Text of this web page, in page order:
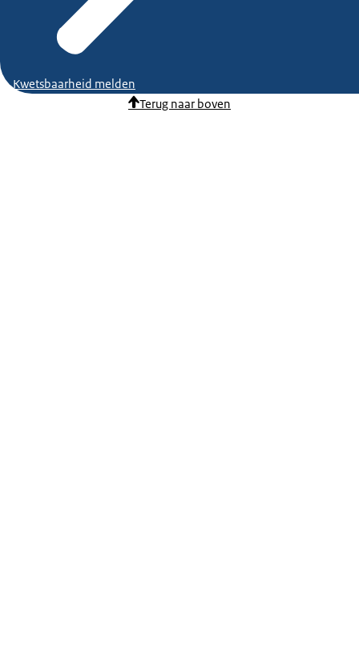
Kwetsbaarheid melden
Terug naar boven